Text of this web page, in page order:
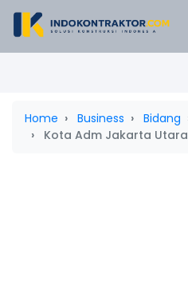
Home Business Bidang
Kota Adm Jakarta Utara